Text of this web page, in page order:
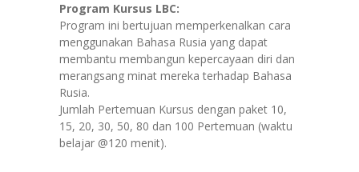
Program Kursus LBC:
Program ini bertujuan memperkenalkan cara
menggunakan Bahasa Rusia yang dapat
membantu membangun kepercayaan diri dan
merangsang minat mereka terhadap Bahasa
Rusia.
Jumlah Pertemuan Kursus dengan paket 10,
15, 20, 30, 50, 80 dan 100 Pertemuan (waktu
belajar @120 menit).